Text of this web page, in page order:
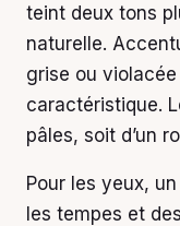
teint deux tons
naturelle.
grise ou
caractéristique.
pâles, soit d’un
Pour les yeux,
les tempes et